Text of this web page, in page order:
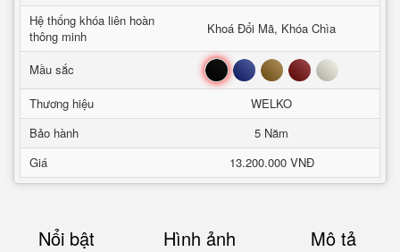
Hệ thống khóa liên hoàn
thông minh
Khoá Đổi Mã, Khóa Chìa
Mầu sắc Đen Xanh Nâu Đỏ Trắng
Thương hiệu
WELKO
Bảo hành
5 Năm
Giá
13.200.000 VNĐ
Nổi bật Hình ảnh Mô tả